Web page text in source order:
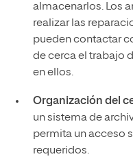
almacenarlos. Los
realizar las
pueden contactar
de cerca el trabajo
en ellos.
Organización del
un sistema de
permita un acceso
requeridos.